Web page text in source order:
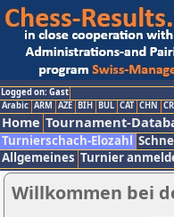
Logged on: Gast
Arabic ARM AZE BIH BUL CAT CHN
Home Tournament-
Turnierschach-Elozahl
Allgemeines Turnier
Willkommen bei